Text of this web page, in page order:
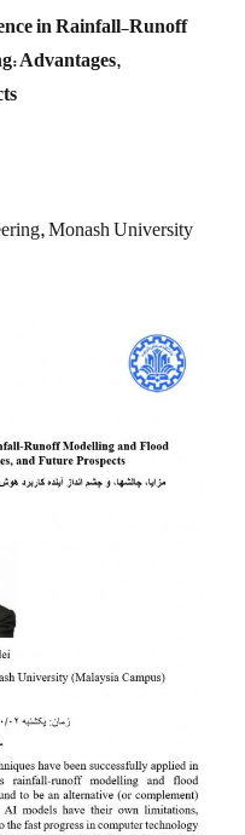
in Rainfall-Runoff
Advantages,
Monash University